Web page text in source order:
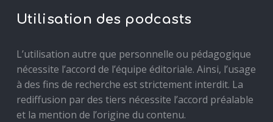
Utilisation des podcasts
L’utilisation autre que personnelle ou pédagogique
nécessite l’accord de l’équipe éditoriale. Ainsi, l’usage
à des fins de recherche est strictement interdit. La
rediffusion par des tiers nécessite l’accord préalable
et la mention de l’origine du contenu.